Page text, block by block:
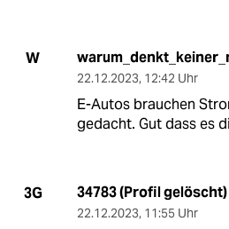
W
22.12.2023, 12:42 Uhr
E-Autos brauchen
gedacht. Gut dass es
3G 34783 (Profil gelöscht)
22.12.2023, 11:55 Uhr